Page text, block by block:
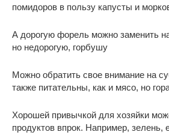
помидоров в пользу капусты и
А дорогую форель можно заменить
но недорогую, горбушу
Можно обратить свое внимание на
также питательны, как и мясо, но
Хорошей привычкой для хозяйки
продуктов впрок. Например, зелень,